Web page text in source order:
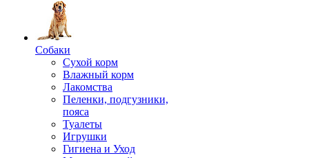
Собаки
Сухой корм
Влажный корм
Лакомства
Пеленки, подгузники,
пояса
Туалеты
Игрушки
Гигиена и Уход